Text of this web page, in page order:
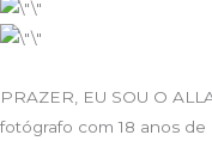
PRAZER, EU SOU O
fotógrafo com 18 anos